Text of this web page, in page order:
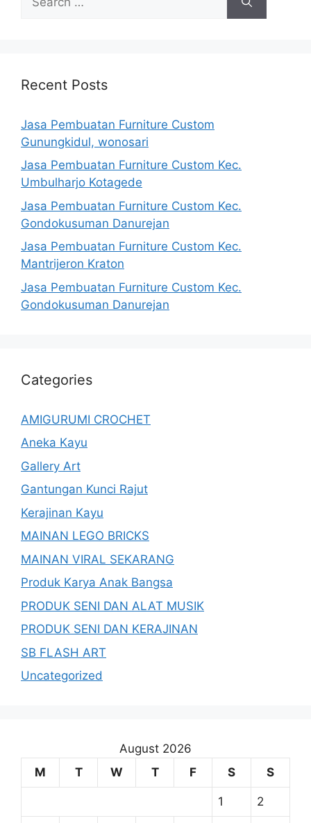
for:
Recent Posts
Jasa Pembuatan Furniture Custom
Gunungkidul, wonosari
Jasa Pembuatan Furniture Custom Kec.
Umbulharjo Kotagede
Jasa Pembuatan Furniture Custom Kec.
Gondokusuman Danurejan
Jasa Pembuatan Furniture Custom Kec.
Mantrijeron Kraton
Jasa Pembuatan Furniture Custom Kec.
Gondokusuman Danurejan
Categories
AMIGURUMI CROCHET
Aneka Kayu
Gallery Art
Gantungan Kunci Rajut
Kerajinan Kayu
MAINAN LEGO BRICKS
MAINAN VIRAL SEKARANG
Produk Karya Anak Bangsa
PRODUK SENI DAN ALAT MUSIK
PRODUK SENI DAN KERAJINAN
SB FLASH ART
Uncategorized
August 2026
M
T W T F S S
1 2